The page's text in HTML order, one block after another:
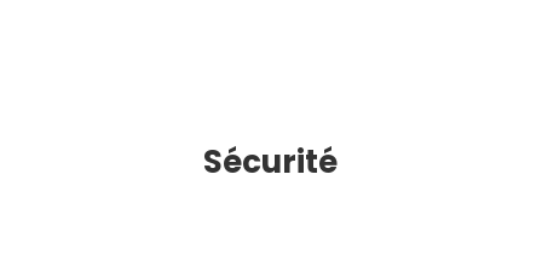
Sécurité